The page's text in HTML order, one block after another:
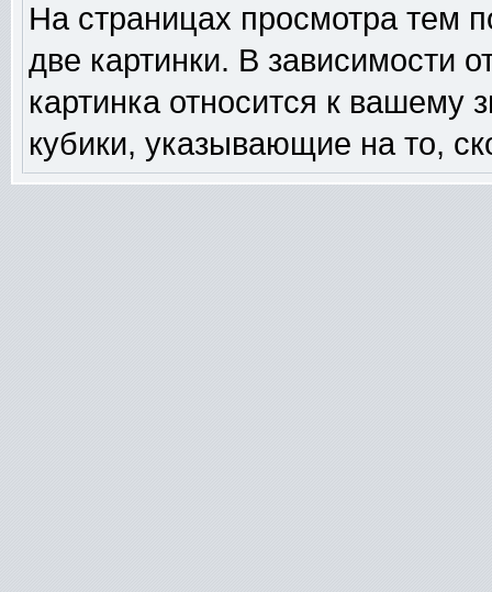
На страницах просмотра тем
две картинки. В зависимости
картинка относится к вашему
кубики, указывающие на то,